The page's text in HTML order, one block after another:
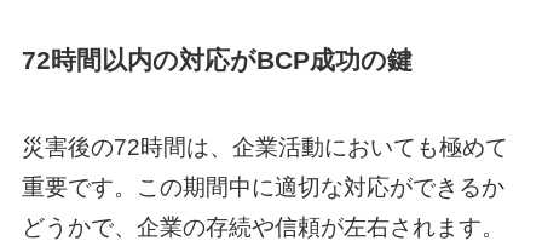
72時間以内の対応がBCP成功の鍵
災害後の72時間は、企業活動においても極めて
重要です。この期間中に適切な対応ができるか
どうかで、企業の存続や信頼が左右されます。